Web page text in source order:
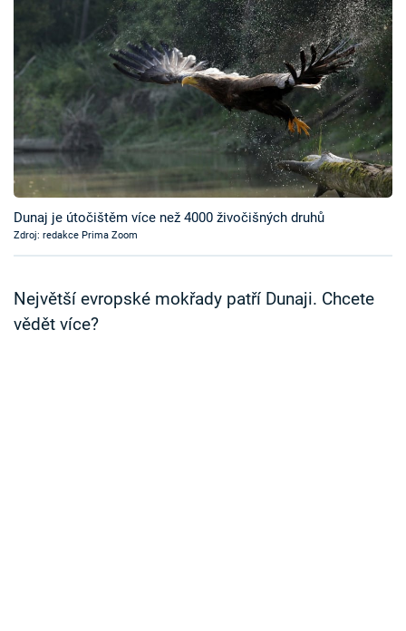
Témata
Pořady
TV Program
Časopis
Sledujte prima+
Sledujte nás
Dunaj je útočištěm více než 4000 živočišných druhů
Zdroj: redakce Prima Zoom
Největší evropské mokřady patří Dunaji. Chcete
vědět více?